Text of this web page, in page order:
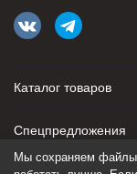
Каталог товаров
Спецпредложения
Мы сохраняем файлы